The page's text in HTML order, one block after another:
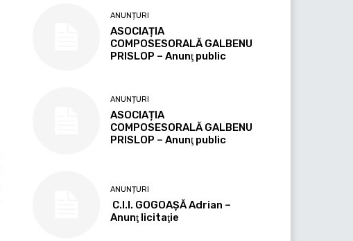
ANUNȚURI
ASOCIAȚIA
COMPOSESORALĂ GALBENU
PRISLOP – Anunţ public
ANUNȚURI
ASOCIAȚIA
COMPOSESORALĂ GALBENU
PRISLOP – Anunţ public
ANUNȚURI
C.I.I. GOGOAŞĂ Adrian –
Anunţ licitaţie